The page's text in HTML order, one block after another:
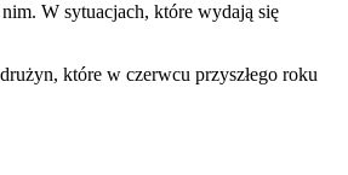
W sytuacjach, które wydają się
które w czerwcu przyszłego roku